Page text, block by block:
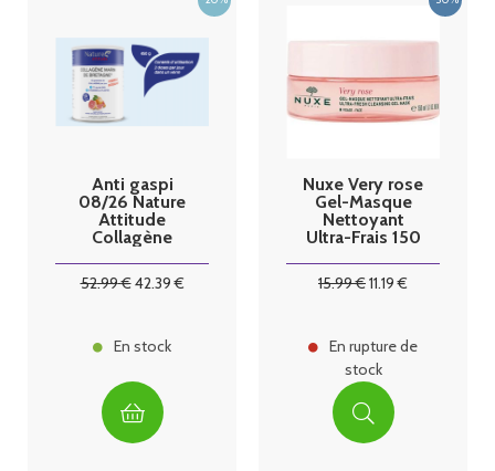
Anti gaspi
08/26 Nature
Attitude
Collagène
G
52.99€42.39€
En stock
Nuxe Very rose
Gel-Masque
Nettoyant
Ultra-Frais 150
15.99€11.19 €
En rupture de
stock